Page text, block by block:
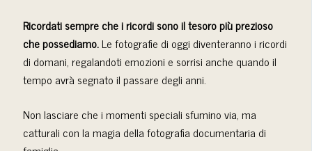
Ricordati sempre che i ricordi sono il tesoro più prezioso
che possediamo.Le fotografie di oggi diventeranno i ricordi
di domani, regalandoti emozioni e sorrisi anche quando il
tempo avrà segnato il passare degli anni.
Non lasciare che i momenti speciali sfumino via, ma
catturali con la magia della fotografia documentaria di